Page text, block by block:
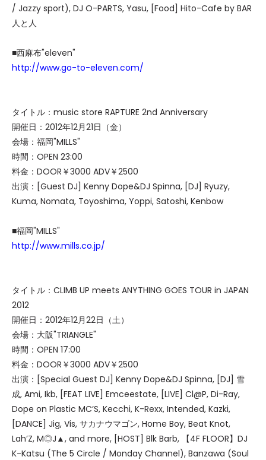
/ Jazzy sport), DJ O-PARTS, Yasu, [Food] Hito-Cafe by BAR
人と人
■西麻布"eleven"
http://www.go-to-eleven.com/
タイトル：music store RAPTURE 2nd Anniversary
開催日：2012年12月21日（金）
会場：福岡"MILLS"
時間：OPEN 23:00
料金：DOOR￥3000 ADV￥2500
出演：[Guest DJ] Kenny Dope&DJ Spinna, [DJ] Ryuzy,
Kuma, Nomata, Toyoshima, Yoppi, Satoshi, Kenbow
■福岡"MILLS"
http://www.mills.co.jp/
タイトル：CLIMB UP meets ANYTHING GOES TOUR in JAPAN
2012
開催日：2012年12月22日（土）
会場：大阪"TRIANGLE"
時間：OPEN 17:00
料金：DOOR￥3000 ADV￥2500
出演：[Special Guest DJ] Kenny Dope&DJ Spinna, [DJ] 雪
成, Ami, Ikb, [FEAT LIVE] Emceestate, [LIVE] Cl@P, Di-Ray,
Dope on Plastic MC’S, Kecchi, K-Rexx, Intended, Kazki,
[DANCE] Jig, Vis, サカナウマゴン, Home Boy, Beat Knot,
Lah’Z, M◎J▲, and more, [HOST] Blk Barb, 【4F FLOOR】DJ
K-Katsu (The 5 Circle / Monday Channel), Banzawa (Soul